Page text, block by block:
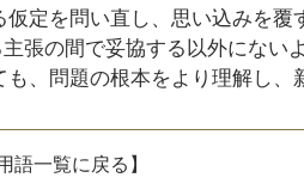
定を問い直し、思い込みを
張の間で妥協する以外にない
、問題の根本をより理解し、
用語一覧に戻る】